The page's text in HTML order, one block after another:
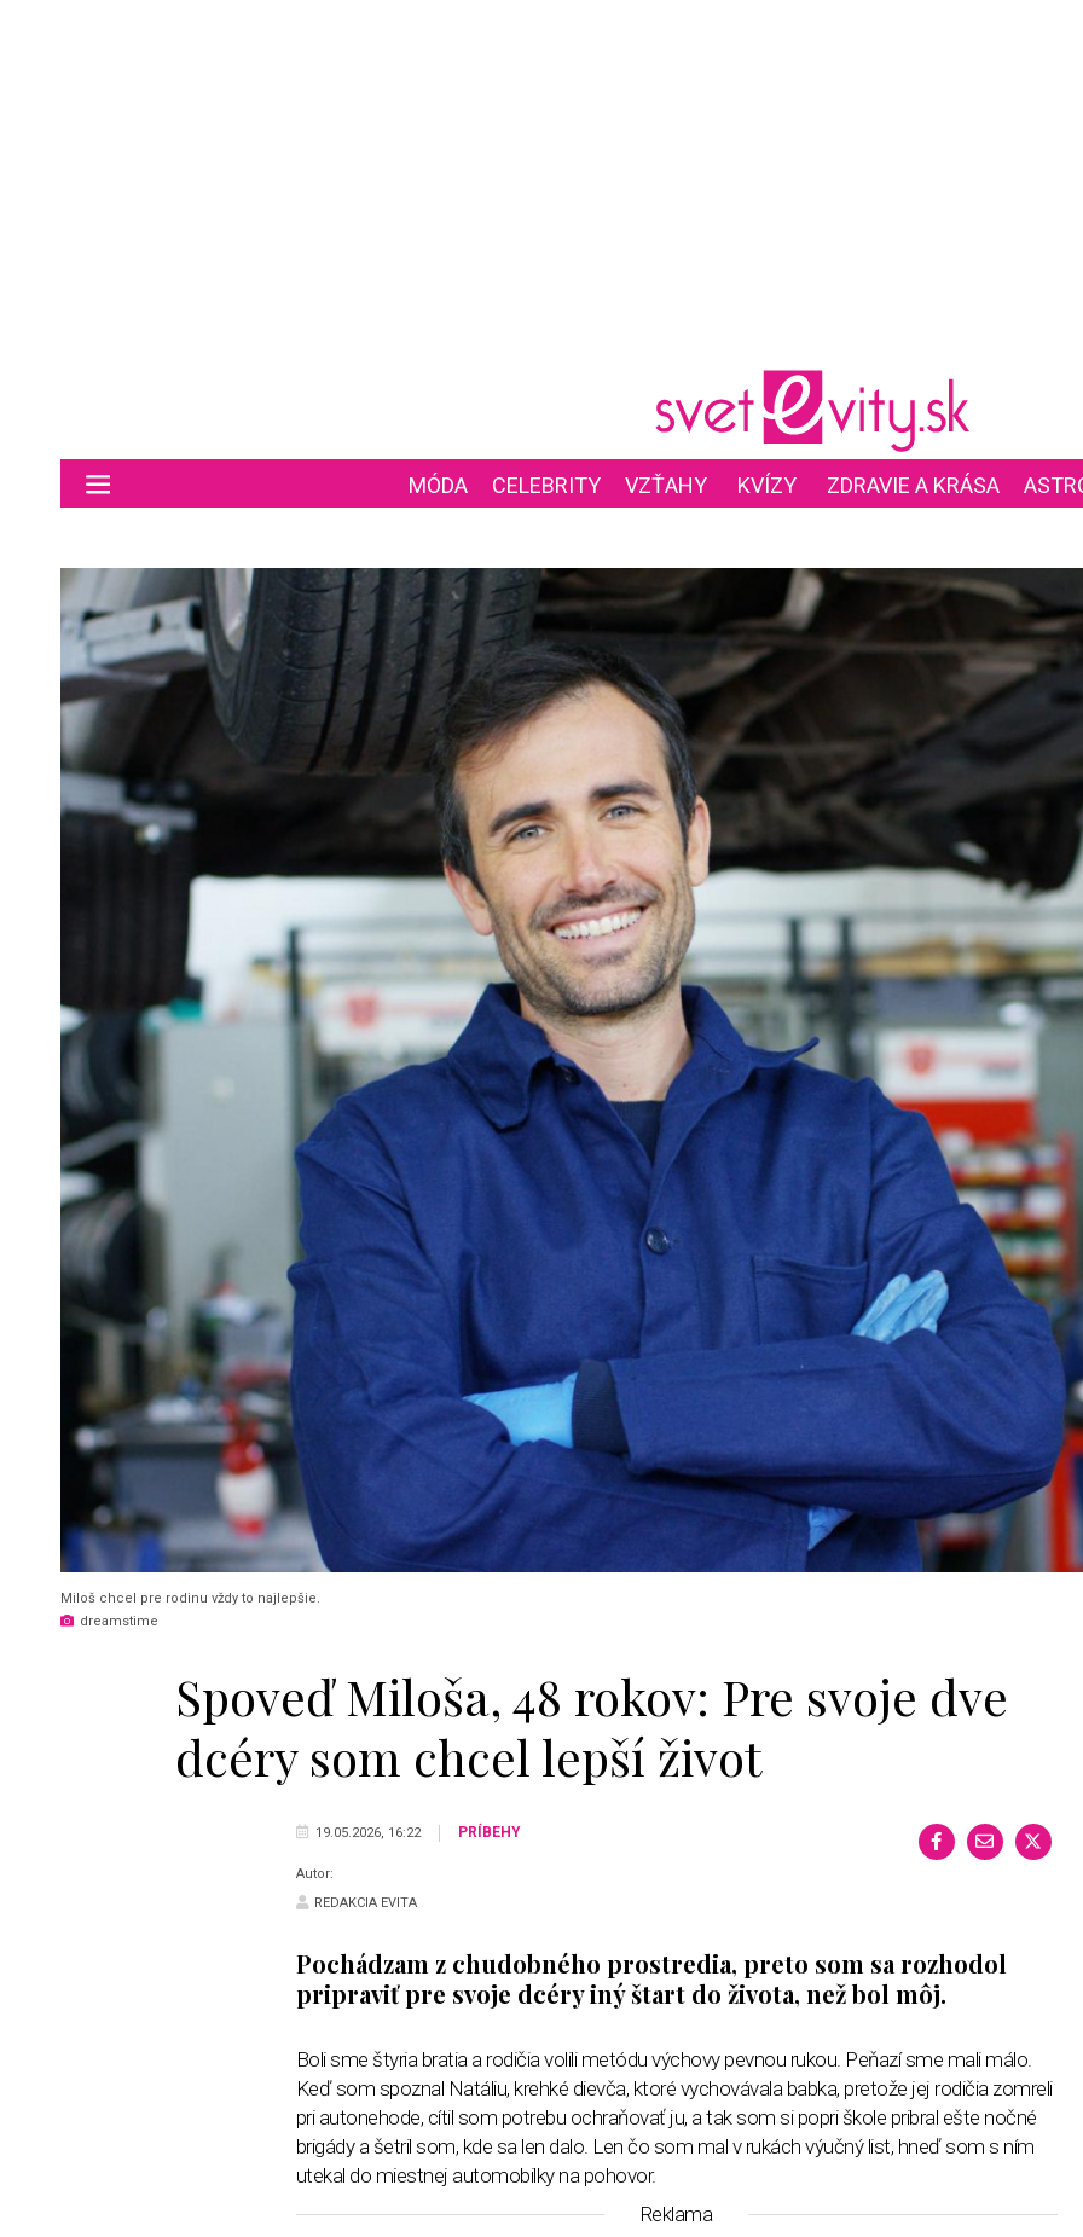
MÓDA CELEBRITY VZŤAHY KVÍZY ZDRAVIE A KRÁSA
Miloš chcel pre rodinu vždy to najlepšie.
dreamstime
Spoveď Miloša, 48 rokov: Pre svoje dve
dcéry som chcel lepší život
19.05.2026, 16:22 PRÍBEHY
Autor:
REDAKCIA EVITA
Pochádzam z chudobného prostredia, preto som sa rozhodol
pripraviť pre svoje dcéry iný štart do života, než bol môj.
Boli sme štyria bratia a rodičia volili metódu výchovy pevnou rukou. Peňazí sme mali málo.
Keď som spoznal Natáliu, krehké dievča, ktoré vychovávala babka, pretože jej rodičia zomreli
pri autonehode, cítil som potrebu ochraňovať ju, a tak som si popri škole pribral ešte nočné
brigády a šetril som, kde sa len dalo. Len čo som mal v rukách výučný list, hneď som s ním
utekal do miestnej automobilky na pohovor.
Reklama